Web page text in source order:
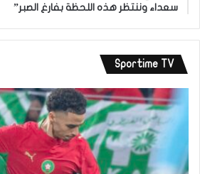
سعداء وننتظر هذه اللحظة بفارغ الصبر”
Sportime TV